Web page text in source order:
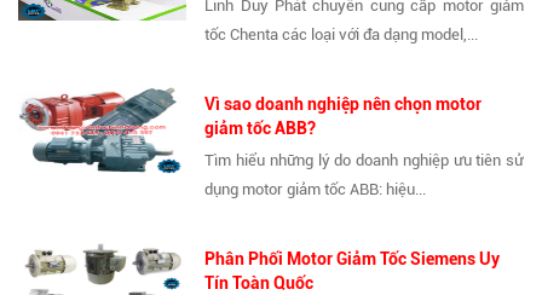
Linh Duy Phát chuyên cung cấp motor giảm
tốc Chenta các loại với đa dạng model,...
Vì sao doanh nghiệp nên chọn motor
giảm tốc ABB?
Tìm hiểu những lý do doanh nghiệp ưu tiên sử
dụng motor giảm tốc ABB: hiệu...
Phân Phối Motor Giảm Tốc Siemens Uy
Tín Toàn Quốc